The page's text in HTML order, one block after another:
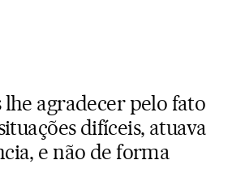
lhe agradecer pelo fato
difíceis, atuava
e não de forma